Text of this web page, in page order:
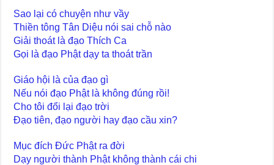
Sao lại có chuyện như vầy
Thiền tông Tân Diệu nói sai chỗ nào
Giải thoát là đạo Thích Ca
Gọi là đạo Phật dạy ta thoát trần
Giáo hội là của đạo gì
Nếu nói đạo Phật là không đúng rồi!
Cho tôi đổi lại đạo trời
Đạo tiên, đạo người hay đạo cầu xin?
Mục đích Đức Phật ra đời
Dạy người thành Phật không thành cái chi